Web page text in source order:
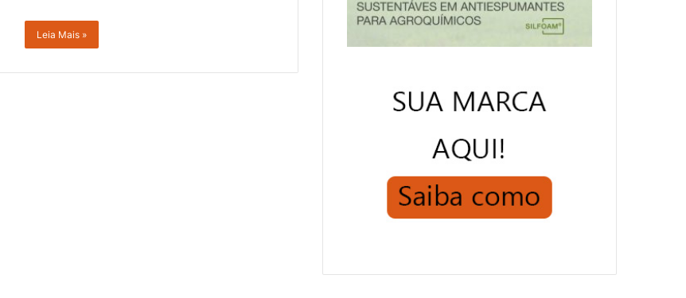
Leia Mais »